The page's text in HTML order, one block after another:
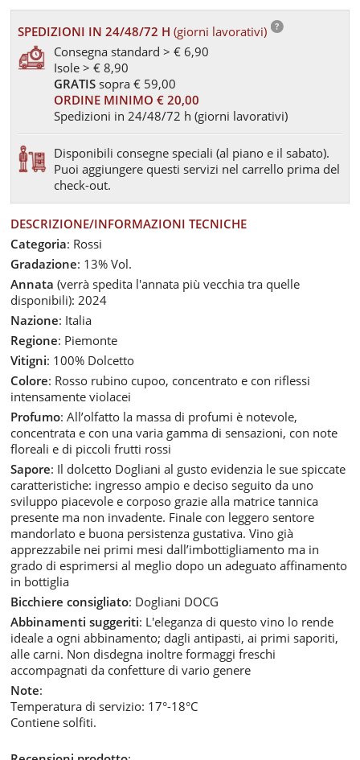
SPEDIZIONI IN 24/48/72 H(giorni lavorativi)
Consegna standard > € 6,90
Isole > € 8,90
GRATIS sopra € 59,00
ORDINE MINIMO € 20,00
Spedizioni in 24/48/72 h (giorni lavorativi)
Disponibili consegne speciali (al piano e il sabato).
Puoi aggiungere questi servizi nel carrello prima del
check-out.
DESCRIZIONE/INFORMAZIONI TECNICHE
Categoria: Rossi
Gradazione: 13% Vol.
Annata(verrà spedita l'annata più vecchia tra quelle
disponibili): 2024
Nazione: Italia
Regione: Piemonte
Vitigni: 100% Dolcetto
Colore: Rosso rubino cupoo, concentrato e con riflessi
intensamente violacei
Profumo: All’olfatto la massa di profumi è notevole,
concentrata e con una varia gamma di sensazioni, con note
floreali e di piccoli frutti rossi
Sapore: Il dolcetto Dogliani al gusto evidenzia le sue spiccate
caratteristiche: ingresso ampio e deciso seguito da uno
sviluppo piacevole e corposo grazie alla matrice tannica
presente ma non invadente. Finale con leggero sentore
mandorlato e buona persistenza gustativa. Vino già
apprezzabile nei primi mesi dall’imbottigliamento ma in
grado di esprimersi al meglio dopo un adeguato affinamento
in bottiglia
Bicchiere consigliato: Dogliani DOCG
Abbinamenti suggeriti: L'eleganza di questo vino lo rende
ideale a ogni abbinamento; dagli antipasti, ai primi saporiti,
alle carni. Non disdegna inoltre formaggi freschi
accompagnati da confetture di vario genere
Note:
Temperatura di servizio: 17°-18°C
Contiene solfiti.